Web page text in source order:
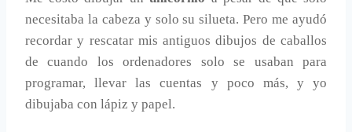
necesitaba la cabeza y solo su silueta. Pero me ayudó
recordar y rescatar mis antiguos dibujos de caballos
de cuando los ordenadores solo se usaban para
programar, llevar las cuentas y poco más, y yo
dibujaba con lápiz y papel.